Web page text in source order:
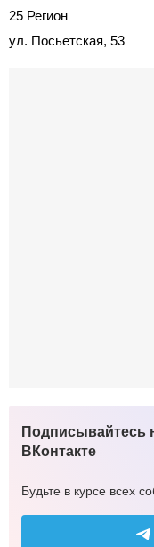
25 Регион
ул. Посьетская, 53
Подписывайтесь
ВКонтакте
Будьте в курсе всех